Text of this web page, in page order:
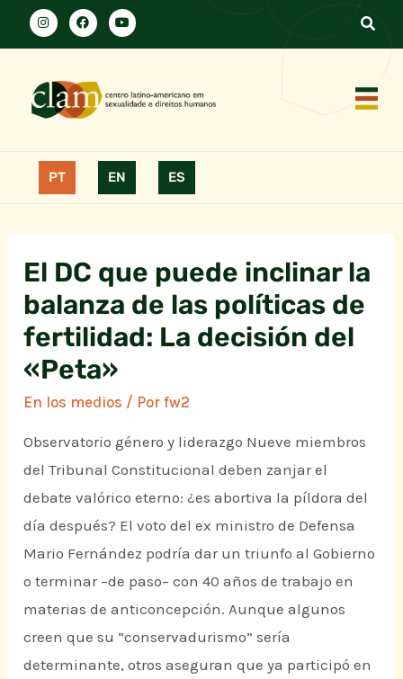
PT EN ES
El DC que puede inclinar la
balanza de las políticas de
fertilidad: La decisión del
«Peta»
En los medios / Porfw2
Observatorio género y liderazgo Nueve miembros
del Tribunal Constitucional deben zanjar el
debate valórico eterno: ¿es abortiva la píldora del
día después? El voto del ex ministro de Defensa
Mario Fernández podría dar un triunfo al Gobierno
o terminar –de paso– con 40 años de trabajo en
materias de anticoncepción. Aunque algunos
creen que su “conservadurismo” sería
determinante, otros aseguran que ya participó en